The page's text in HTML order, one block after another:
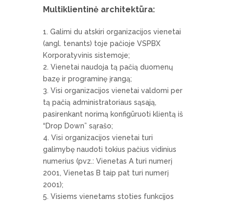
Multiklientinė architektūra:
Galimi du atskiri organizacijos vienetai
(angl. tenants) toje pačioje VSPBX
Korporatyvinis sistemoje;
Vienetai naudoja tą pačią duomenų
bazę ir programinę įrangą;
Visi organizacijos vienetai valdomi per
tą pačią administratoriaus sąsają,
pasirenkant norimą konfigūruoti klientą iš
“Drop Down” sąrašo;
Visi organizacijos vienetai turi
galimybę naudoti tokius pačius vidinius
numerius (pvz.: Vienetas A turi numerį
2001, Vienetas B taip pat turi numerį
2001);
Visiems vienetams stoties funkcijos